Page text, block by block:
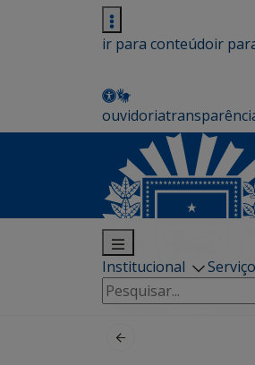
ir para conteúdoir
ouvidoria
Institucional
Pesquisar
por: